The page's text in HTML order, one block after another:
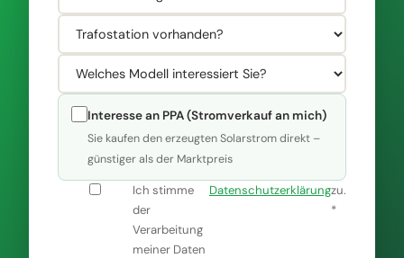
Interesse an PPA (Stromverkauf an mich)
Sie kaufen den erzeugten Solarstrom direkt –
günstiger als der Marktpreis
z.B. 0,28 € / kWh
Ich stimme
der
Verarbeitung
meiner Daten
Datenschutzerklärungzu.
*